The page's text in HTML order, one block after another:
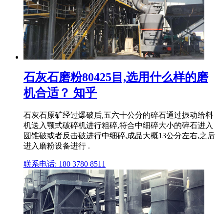
石灰石磨粉80425目,选用什么样的磨
机合适？ 知乎
石灰石原矿经过爆破后,五六十公分的碎石通过振动给料
机送入颚式破碎机进行粗碎,符合中细碎大小的碎石进入
圆锥破或者反击破进行中细碎,成品大概13公分左右,之后
进入磨粉设备进行 .
联系电话: 180 3780 8511